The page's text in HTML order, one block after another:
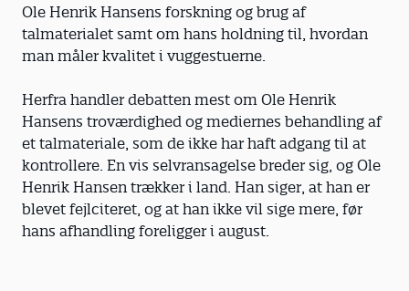
Ole Henrik Hansens forskning og brug af
talmaterialet samt om hans holdning til, hvordan
man måler kvalitet i vuggestuerne.
Herfra handler debatten mest om Ole Henrik
Hansens troværdighed og mediernes behandling af
et talmateriale, som de ikke har haft adgang til at
kontrollere. En vis selvransagelse breder sig, og Ole
Henrik Hansen trækker i land. Han siger, at han er
blevet fejlciteret, og at han ikke vil sige mere, før
hans afhandling foreligger i august.